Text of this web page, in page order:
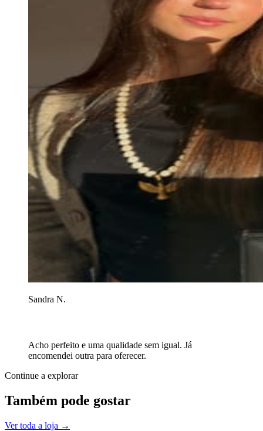
Sandra N.
Acho perfeito e uma qualidade sem igual. Já
encomendei outra para oferecer.
Continue a explorar
Também pode gostar
Ver toda a loja →